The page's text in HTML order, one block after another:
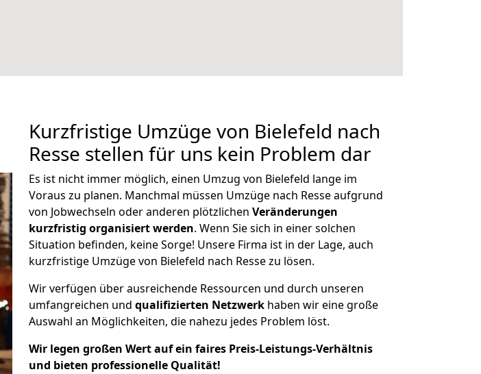
Kurzfristige Umzüge von Bielefeld nach
Resse stellen für uns kein Problem dar
Es ist nicht immer möglich, einen Umzug von Bielefeld lange im
Voraus zu planen. Manchmal müssen Umzüge nach Resse aufgrund
von Jobwechseln oder anderen plötzlichen Veränderungen
kurzfristig organisiert werden. Wenn Sie sich in einer solchen
Situation befinden, keine Sorge! Unsere Firma ist in der Lage, auch
kurzfristige Umzüge von Bielefeld nach Resse zu lösen.
Wir verfügen über ausreichende Ressourcen und durch unseren
umfangreichen und qualifizierten Netzwerk haben wir eine große
Auswahl an Möglichkeiten, die nahezu jedes Problem löst.
Wir legen großen Wert auf ein faires Preis-Leistungs-Verhältnis
und bieten professionelle Qualität!